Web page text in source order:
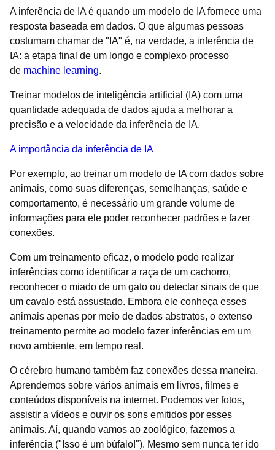
A inferência de IA é quando um modelo de IA fornece uma
resposta baseada em dados. O que algumas pessoas
costumam chamar de "IA" é, na verdade, a inferência de
IA: a etapa final de um longo e complexo processo
de machine learning.
Treinar modelos de inteligência artificial (IA) com uma
quantidade adequada de dados ajuda a melhorar a
precisão e a velocidade da inferência de IA.
A importância da inferência de IA
Por exemplo, ao treinar um modelo de IA com dados sobre
animais, como suas diferenças, semelhanças, saúde e
comportamento, é necessário um grande volume de
informações para ele poder reconhecer padrões e fazer
conexões.
Com um treinamento eficaz, o modelo pode realizar
inferências como identificar a raça de um cachorro,
reconhecer o miado de um gato ou detectar sinais de que
um cavalo está assustado. Embora ele conheça esses
animais apenas por meio de dados abstratos, o extenso
treinamento permite ao modelo fazer inferências em um
novo ambiente, em tempo real.
O cérebro humano também faz conexões dessa maneira.
Aprendemos sobre vários animais em livros, filmes e
conteúdos disponíveis na internet. Podemos ver fotos,
assistir a vídeos e ouvir os sons emitidos por esses
animais. Aí, quando vamos ao zoológico, fazemos a
inferência ("Isso é um búfalo!"). Mesmo sem nunca ter ido